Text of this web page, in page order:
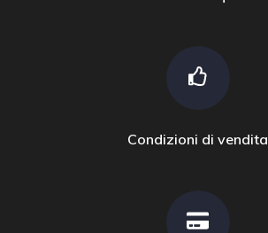
Condizioni di vendita